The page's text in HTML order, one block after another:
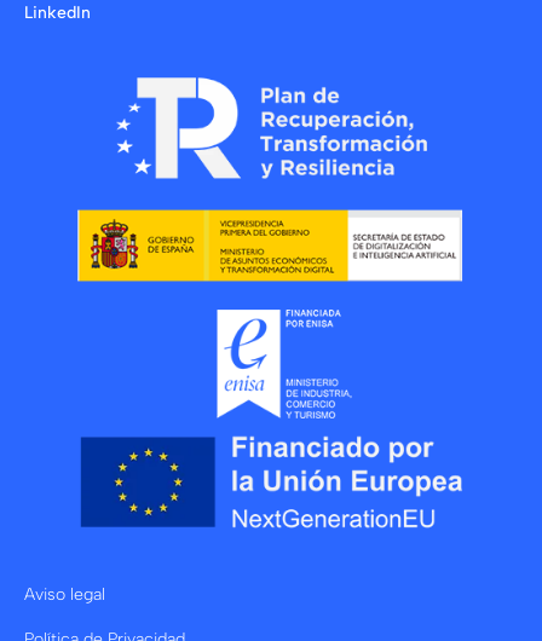
LinkedIn
Aviso legal